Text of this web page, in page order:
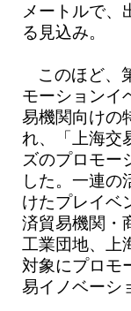
メートルで、
る見込み。
このほど、
モーションイ
易機関向けの
れ、「上海交
ズのプロモー
した。一連の
けたプレイベ
済貿易機関・
工業団地、上
対象にプロモ
易イノベーシ